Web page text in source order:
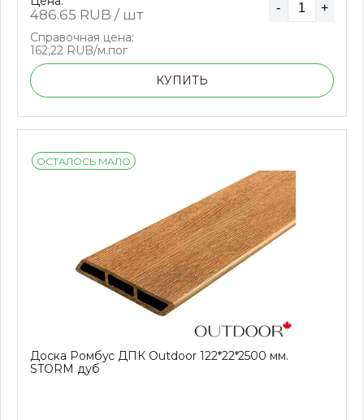
486.65 RUB / шт - +
Справочная цена:
162,22 RUB/м.пог
КУПИТЬ
ОСТАЛОСЬ МАЛО
Доска Ромбус ДПК Outdoor 122*22*2500 мм.
STORM дуб